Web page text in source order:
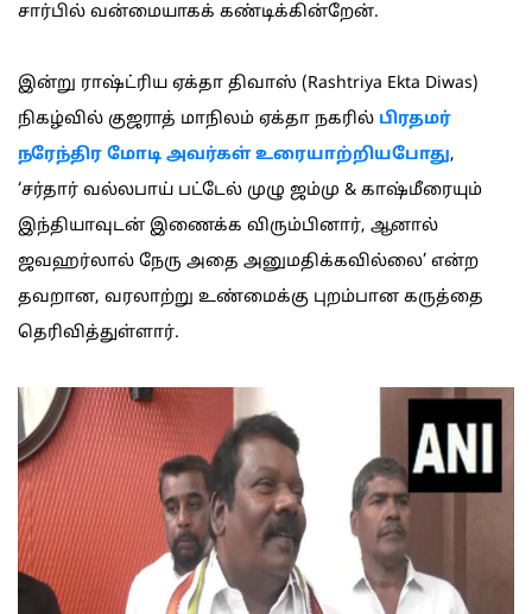
சார்பில் வன்மையாகக் கண்டிக்கின்றேன்.
இன்று ராஷ்ட்ரிய ஏக்தா திவாஸ் (Rashtriya Ekta Diwas)
நிகழ்வில் குஜராத் மாநிலம் ஏக்தா நகரில் பிரதமர்
நரேந்திர மோடி அவர்கள் உரையாற்றியபோது,
‘சர்தார் வல்லபாய் பட்டேல் முழு ஜம்மு & காஷ்மீரையும்
இந்தியாவுடன் இணைக்க விரும்பினார், ஆனால்
ஜவஹர்லால் நேரு அதை அனுமதிக்கவில்லை’ என்ற
தவறான, வரலாற்று உண்மைக்கு புறம்பான கருத்தை
தெரிவித்துள்ளார்.